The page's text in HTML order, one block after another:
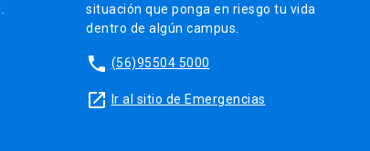
situación que ponga en riesgo tu vida
dentro de algún campus.
phone (56)95504 5000
launch Ir al sitio de Emergencias